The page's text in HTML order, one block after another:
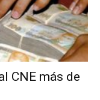
CNE más de